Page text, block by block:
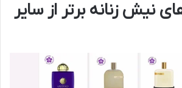
نیش زنانه برتر از سایر